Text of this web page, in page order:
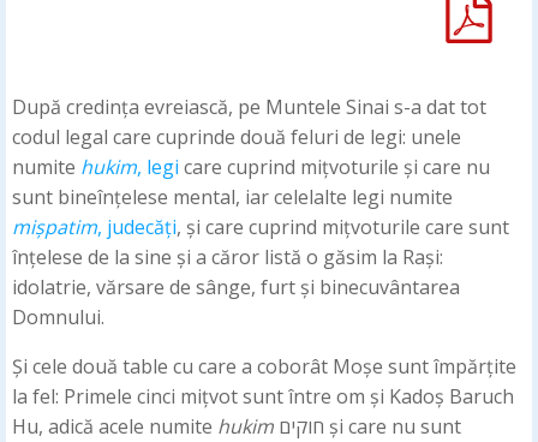
După credința evreiască, pe Muntele Sinai s-a dat tot
codul legal care cuprinde două feluri de legi: unele
numite hukim, legi care cuprind mițvoturile și care nu
sunt bineînțelese mental, iar celelalte legi numite
mișpatim, judecăți, și care cuprind mițvoturile care sunt
înțelese de la sine și a căror listă o găsim la Rași:
idolatrie, vărsare de sânge, furt și binecuvântarea
Domnului.
Și cele două table cu care a coborât Moșe sunt împărțite
la fel: Primele cinci mițvot sunt între om și Kadoș Baruch
Hu, adică acele numite hukim